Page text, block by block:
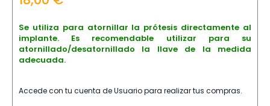
Se utiliza para atornillar la prótesis directamente al
implante. Es recomendable utilizar para su
atornillado/desatornillado la llave de la medida
adecuada.
Accede con tu cuenta de Usuario para realizar tus compras.